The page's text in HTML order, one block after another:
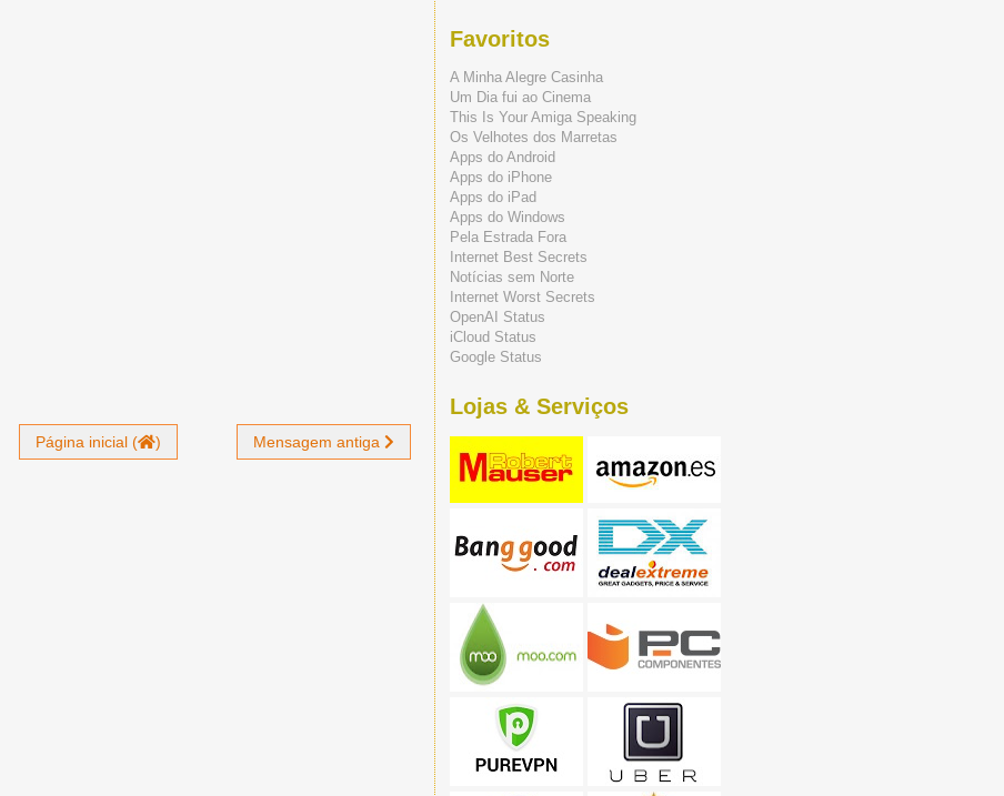
Mensagem antiga
Página inicial ( )
Favoritos
A Minha Alegre Casinha
Um Dia fui ao Cinema
This Is Your Amiga Speaking
Os Velhotes dos Marretas
Apps do Android
Apps do iPhone
Apps do iPad
Apps do Windows
Pela Estrada Fora
Internet Best Secrets
Notícias sem Norte
Internet Worst Secrets
OpenAI Status
iCloud Status
Google Status
Lojas & Serviços